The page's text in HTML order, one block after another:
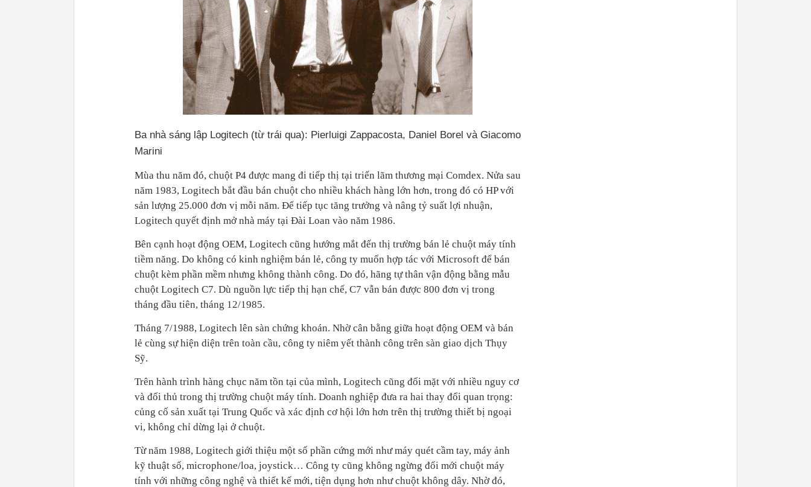
Ba nhà sáng lập Logitech (từ trái qua): Pierluigi Zappacosta, Daniel Borel và Giacomo
Marini
Mùa thu năm đó, chuột P4 được mang đi tiếp thị tại triển lãm thương mại Comdex. Nửa sau
năm 1983, Logitech bắt đầu bán chuột cho nhiều khách hàng lớn hơn, trong đó có HP với
sản lượng 25.000 đơn vị mỗi năm. Để tiếp tục tăng trưởng và nâng tỷ suất lợi nhuận,
Logitech quyết định mở nhà máy tại Đài Loan vào năm 1986.
Bên cạnh hoạt động OEM, Logitech cũng hướng mắt đến thị trường bán lẻ chuột máy tính
tiềm năng. Do không có kinh nghiệm bán lẻ, công ty muốn hợp tác với Microsoft để bán
chuột kèm phần mềm nhưng không thành công. Do đó, hãng tự thân vận động bằng mẫu
chuột Logitech C7. Dù nguồn lực tiếp thị hạn chế, C7 vẫn bán được 800 đơn vị trong
tháng đầu tiên, tháng 12/1985.
Tháng 7/1988, Logitech lên sàn chứng khoán. Nhờ cân bằng giữa hoạt động OEM và bán
lẻ cùng sự hiện diện trên toàn cầu, công ty niêm yết thành công trên sàn giao dịch Thụy
Sỹ.
Trên hành trình hàng chục năm tồn tại của mình, Logitech cũng đối mặt với nhiều nguy cơ
và đối thủ trong thị trường chuột máy tính. Doanh nghiệp đưa ra hai thay đổi quan trọng:
củng cố sản xuất tại Trung Quốc và xác định cơ hội lớn hơn trên thị trường thiết bị ngoại
vi, không chỉ dừng lại ở chuột.
Từ năm 1988, Logitech giới thiệu một số phần cứng mới như máy quét cầm tay, máy ảnh
kỹ thuật số, microphone/loa, joystick… Công ty cũng không ngừng đổi mới chuột máy
tính với những công nghệ và thiết kế mới, tiện dụng hơn như chuột không dây. Nhờ đó,